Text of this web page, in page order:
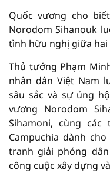
Quốc vương cho
Norodom Sihanouk
tình hữu nghị giữa hai
Thủ tướng Phạm
nhân dân Việt Nam
sâu sắc và sự ủng
vương Norodom
Sihamoni, cùng
Campuchia dành
tranh giải phóng
công cuộc xây dựng